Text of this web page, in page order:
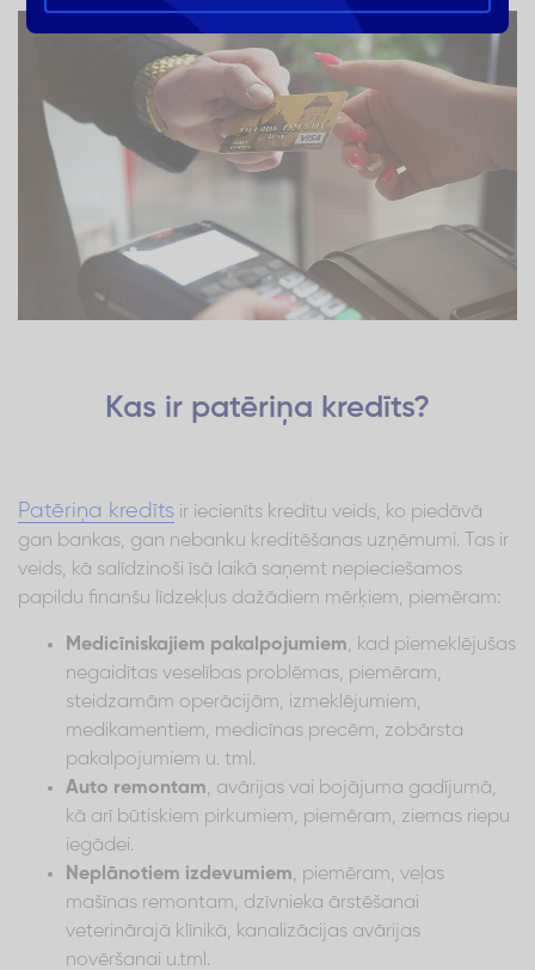
Kas ir patēriņa kredīts?
Patēriņa kredīts ir iecienīts kredītu veids, ko piedāvā
gan bankas, gan nebanku kreditēšanas uzņēmumi. Tas ir
veids, kā salīdzinoši īsā laikā saņemt nepieciešamos
papildu finanšu līdzekļus dažādiem mērķiem, piemēram:
Medicīniskajiem pakalpojumiem, kad piemeklējušas
negaidītas veselības problēmas, piemēram,
steidzamām operācijām, izmeklējumiem,
medikamentiem, medicīnas precēm, zobārsta
pakalpojumiem u. tml.
Auto remontam, avārijas vai bojājuma gadījumā,
kā arī būtiskiem pirkumiem, piemēram, ziemas riepu
iegādei.
Neplānotiem izdevumiem, piemēram, veļas
mašīnas remontam, dzīvnieka ārstēšanai
veterinārajā klīnikā, kanalizācijas avārijas
novēršanai u.tml.